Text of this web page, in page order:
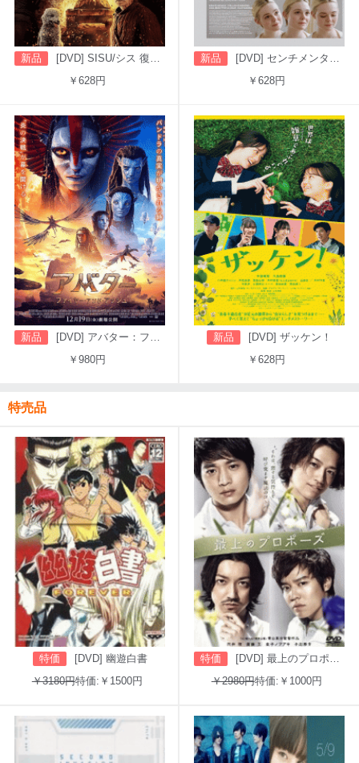
新品
[DVD] SISU/シス 復讐の血闘（字幕版）
￥628円
新品
[DVD] センチメンタル・バリュー
￥628円
新品
[DVD] アバター：ファイヤー・アンド・アッシュ
￥980円
新品
[DVD] ザッケン！
￥628円
特売品
特価
[DVD] 幽遊白書
￥3180円特価:￥1500円
特価
[DVD] 最上のプロポーズ
￥2980円特価:￥1000円